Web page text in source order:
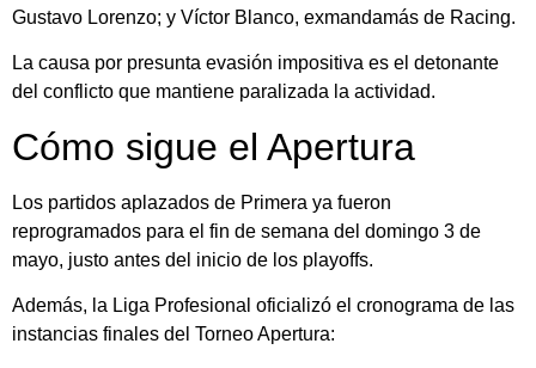
Gustavo Lorenzo; y Víctor Blanco, exmandamás de Racing.
La causa por presunta evasión impositiva es el detonante
del conflicto que mantiene paralizada la actividad.
Cómo sigue el Apertura
Los partidos aplazados de Primera ya fueron
reprogramados para el fin de semana del domingo 3 de
mayo, justo antes del inicio de los playoffs.
Además, la Liga Profesional oficializó el cronograma de las
instancias finales del Torneo Apertura: